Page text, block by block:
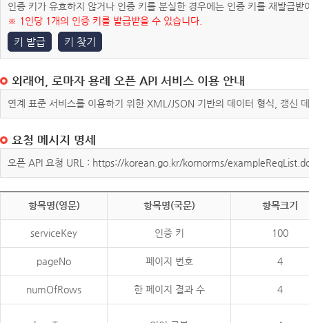
인증 키가 유효하지 않거나 인증 키를 분실한 경우에는 인증 키를 재발급받
※ 1인당 1개의 인증 키를 발급받을 수 있습니다.
키 발급 키 찾기
외래어, 로마자 용례 오픈 API 서비스 이용 안내
연계 표준 서비스를 이용하기 위한 XML/JSON 기반의 데이터 형식, 갱신
요청 메시지 명세
오픈 API 요청 URL : https://korean.go.kr/kornorms/
항목명(영문) 항목명(국문) 항목크기
serviceKey 인증 키 100
pageNo 페이지 번호 4
numOfRows 한 페이지 결과 수 4